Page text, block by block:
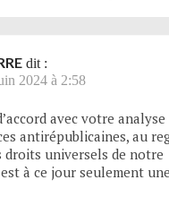
dit :
2024 à 2:58
avec votre analyse
antirépublicaines, au
droits universels de notre
à ce jour seulement